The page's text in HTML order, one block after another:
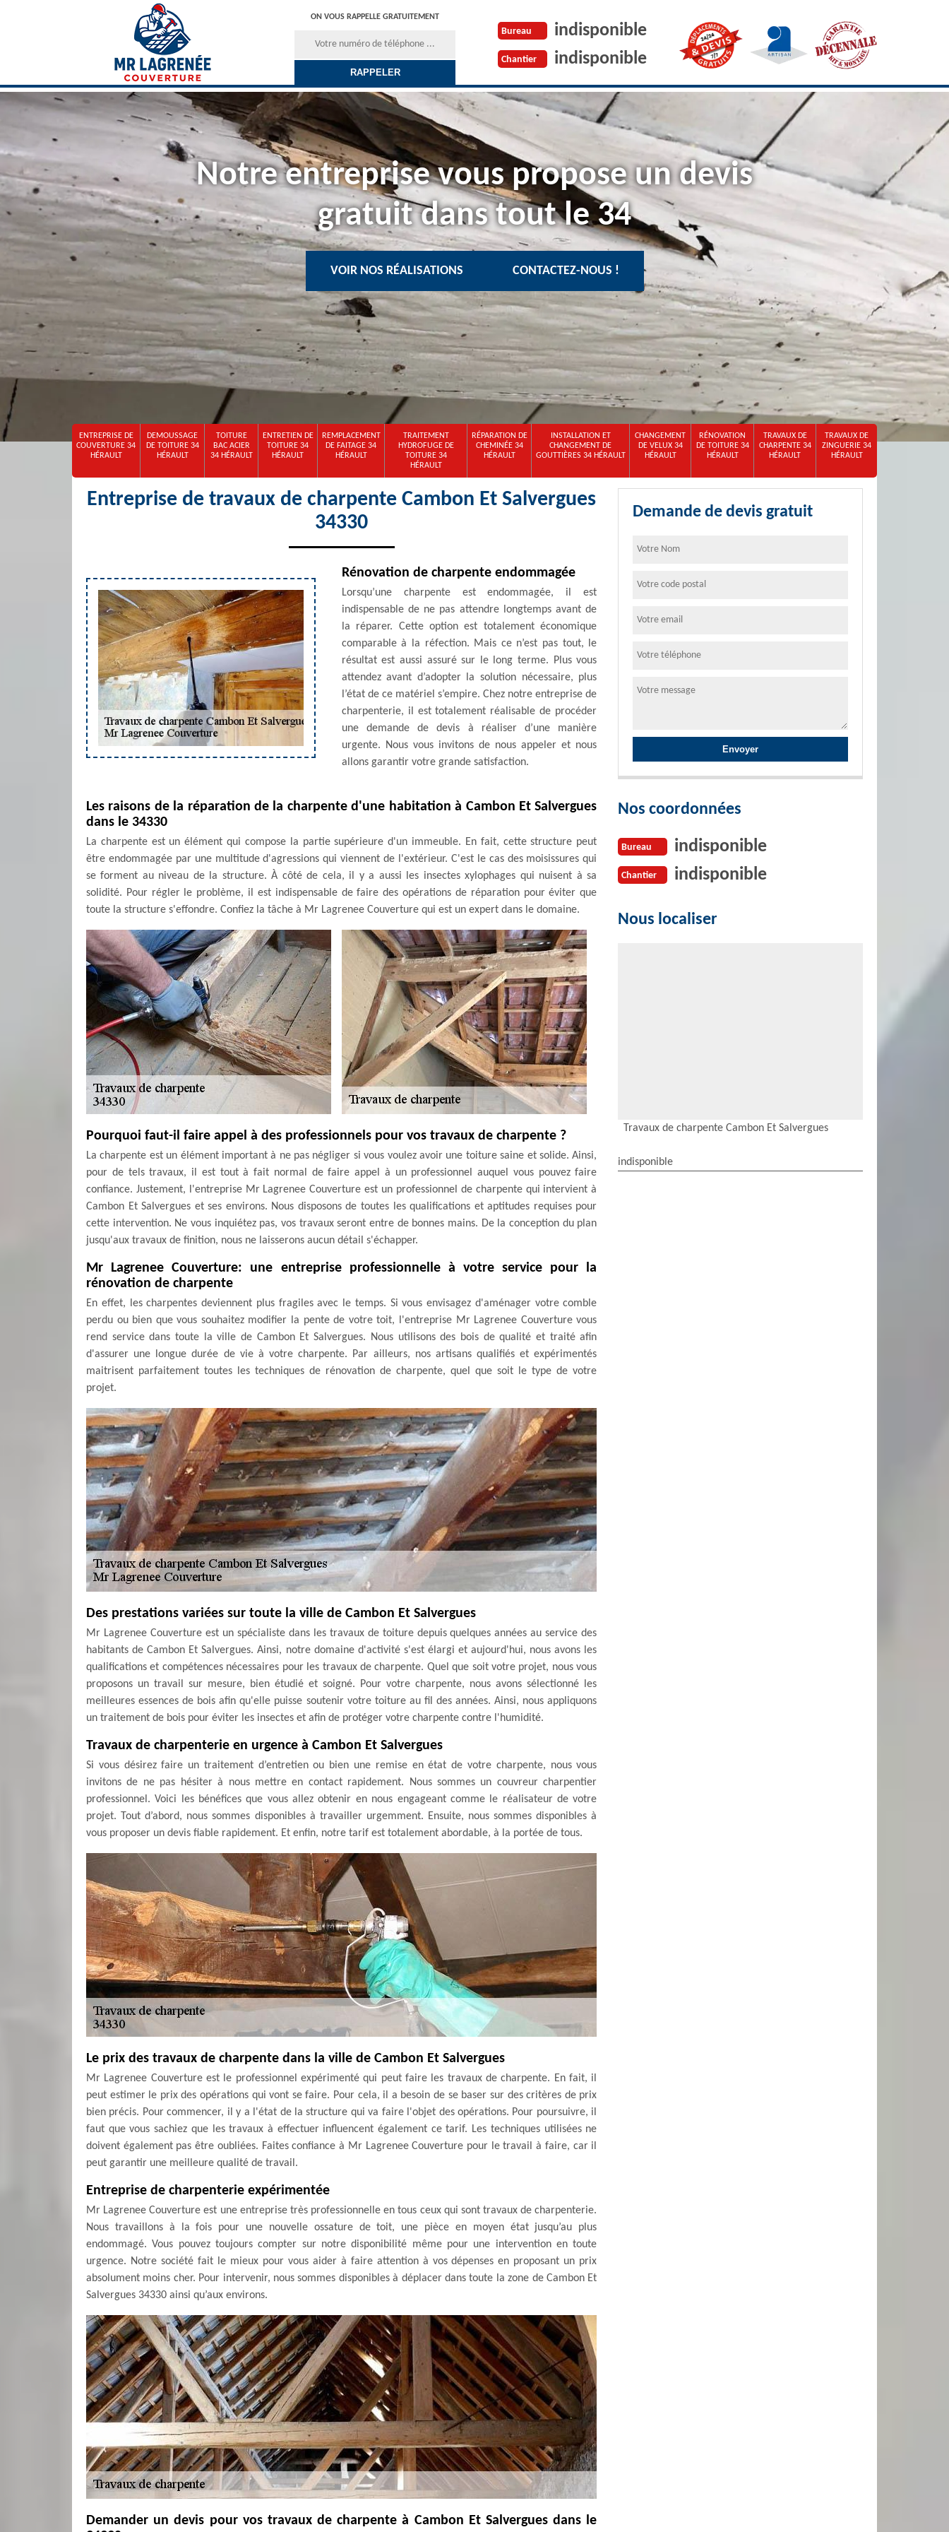
ON VOUS RAPPELLE GRATUITEMENT
Bureau indisponible
Chantier indisponible
Notre entreprise vous propose un devis
gratuit dans tout le 34
VOIR NOS RÉALISATIONS CONTACTEZ-NOUS !
ENTREPRISE DE
COUVERTURE 34
HÉRAULT
DEMOUSSAGE
DE TOITURE 34
HÉRAULT
TOITURE
BAC ACIER
34 HÉRAULT
ENTRETIEN DE
TOITURE 34
HÉRAULT
REMPLACEMENT
DE FAITAGE 34
HÉRAULT
TRAITEMENT
HYDROFUGE DE
TOITURE 34
HÉRAULT
RÉPARATION DE
CHEMINÉE 34
HÉRAULT
INSTALLATION ET
CHANGEMENT DE
GOUTTIÈRES 34 HÉRAULT
CHANGEMENT
DE VELUX 34
HÉRAULT
RÉNOVATION
DE TOITURE 34
HÉRAULT
TRAVAUX DE
CHARPENTE 34
HÉRAULT
TRAVAUX DE
ZINGUERIE 34
HÉRAULT
Entreprise de travaux de charpente Cambon Et Salvergues
34330
Rénovation de charpente endommagée
Lorsqu’une charpente est endommagée, il est
indispensable de ne pas attendre longtemps avant de
la réparer. Cette option est totalement économique
comparable à la réfection. Mais ce n’est pas tout, le
résultat est aussi assuré sur le long terme. Plus vous
attendez avant d’adopter la solution nécessaire, plus
l’état de ce matériel s’empire. Chez notre entreprise de
charpenterie, il est totalement réalisable de procéder
une demande de devis à réaliser d’une manière
urgente. Nous vous invitons de nous appeler et nous
allons garantir votre grande satisfaction.
Les raisons de la réparation de la charpente d'une habitation à Cambon Et Salvergues
dans le 34330
La charpente est un élément qui compose la partie supérieure d'un immeuble. En fait, cette structure peut
être endommagée par une multitude d'agressions qui viennent de l'extérieur. C'est le cas des moisissures qui
se forment au niveau de la structure. À côté de cela, il y a aussi les insectes xylophages qui nuisent à sa
solidité. Pour régler le problème, il est indispensable de faire des opérations de réparation pour éviter que
toute la structure s'effondre. Confiez la tâche à Mr Lagrenee Couverture qui est un expert dans le domaine.
Pourquoi faut-il faire appel à des professionnels pour vos travaux de charpente ?
La charpente est un élément important à ne pas négliger si vous voulez avoir une toiture saine et solide. Ainsi,
pour de tels travaux, il est tout à fait normal de faire appel à un professionnel auquel vous pouvez faire
confiance. Justement, l'entreprise Mr Lagrenee Couverture est un professionnel de charpente qui intervient à
Cambon Et Salvergues et ses environs. Nous disposons de toutes les qualifications et aptitudes requises pour
cette intervention. Ne vous inquiétez pas, vos travaux seront entre de bonnes mains. De la conception du plan
jusqu'aux travaux de finition, nous ne laisserons aucun détail s'échapper.
Mr Lagrenee Couverture: une entreprise professionnelle à votre service pour la
rénovation de charpente
En effet, les charpentes deviennent plus fragiles avec le temps. Si vous envisagez d'aménager votre comble
perdu ou bien que vous souhaitez modifier la pente de votre toit, l'entreprise Mr Lagrenee Couverture vous
rend service dans toute la ville de Cambon Et Salvergues. Nous utilisons des bois de qualité et traité afin
d'assurer une longue durée de vie à votre charpente. Par ailleurs, nos artisans qualifiés et expérimentés
maitrisent parfaitement toutes les techniques de rénovation de charpente, quel que soit le type de votre
projet.
Des prestations variées sur toute la ville de Cambon Et Salvergues
Mr Lagrenee Couverture est un spécialiste dans les travaux de toiture depuis quelques années au service des
habitants de Cambon Et Salvergues. Ainsi, notre domaine d'activité s'est élargi et aujourd'hui, nous avons les
qualifications et compétences nécessaires pour les travaux de charpente. Quel que soit votre projet, nous vous
proposons un travail sur mesure, bien étudié et soigné. Pour votre charpente, nous avons sélectionné les
meilleures essences de bois afin qu'elle puisse soutenir votre toiture au fil des années. Ainsi, nous appliquons
un traitement de bois pour éviter les insectes et afin de protéger votre charpente contre l'humidité.
Travaux de charpenterie en urgence à Cambon Et Salvergues
Si vous désirez faire un traitement d’entretien ou bien une remise en état de votre charpente, nous vous
invitons de ne pas hésiter à nous mettre en contact rapidement. Nous sommes un couvreur charpentier
professionnel. Voici les bénéfices que vous allez obtenir en nous engageant comme le réalisateur de votre
projet. Tout d’abord, nous sommes disponibles à travailler urgemment. Ensuite, nous sommes disponibles à
vous proposer un devis fiable rapidement. Et enfin, notre tarif est totalement abordable, à la portée de tous.
Le prix des travaux de charpente dans la ville de Cambon Et Salvergues
Mr Lagrenee Couverture est le professionnel expérimenté qui peut faire les travaux de charpente. En fait, il
peut estimer le prix des opérations qui vont se faire. Pour cela, il a besoin de se baser sur des critères de prix
bien précis. Pour commencer, il y a l'état de la structure qui va faire l'objet des opérations. Pour poursuivre, il
faut que vous sachiez que les travaux à effectuer influencent également ce tarif. Les techniques utilisées ne
doivent également pas être oubliées. Faites confiance à Mr Lagrenee Couverture pour le travail à faire, car il
peut garantir une meilleure qualité de travail.
Entreprise de charpenterie expérimentée
Mr Lagrenee Couverture est une entreprise très professionnelle en tous ceux qui sont travaux de charpenterie.
Nous travaillons à la fois pour une nouvelle ossature de toit, une pièce en moyen état jusqu’au plus
endommagé. Vous pouvez toujours compter sur notre disponibilité même pour une intervention en toute
urgence. Notre société fait le mieux pour vous aider à faire attention à vos dépenses en proposant un prix
absolument moins cher. Pour intervenir, nous sommes disponibles à déplacer dans toute la zone de Cambon Et
Salvergues 34330 ainsi qu’aux environs.
Demander un devis pour vos travaux de charpente à Cambon Et Salvergues dans le
Demande de devis gratuit
Nos coordonnées
Bureau indisponible
Chantier indisponible
Nous localiser
Travaux de charpente Cambon Et Salvergues
indisponible